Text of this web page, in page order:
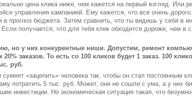
цена клика ниже, чем кажется на первый взгляд. Или
управления кампанией. Ему кажется, что все очень
прогноз бюджета. Затем сравнить, что ты видишь у себя в
получается, что для тебя клик обходится дороже, чем в
но у них конкурентные ниши. Допустим, ремонт
заказов. То есть со 100 кликов будет 1 заказ. 100
руб.
«зацепить» человека так, чтобы он стал постоянным
потратить 5 тыс. руб. Может, они не сошли с ума, а у них
инвестиции. Но экономическая ситуация такая, что